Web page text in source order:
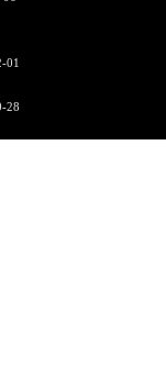
01
28